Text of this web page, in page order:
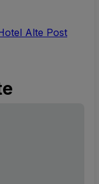
Alte Post